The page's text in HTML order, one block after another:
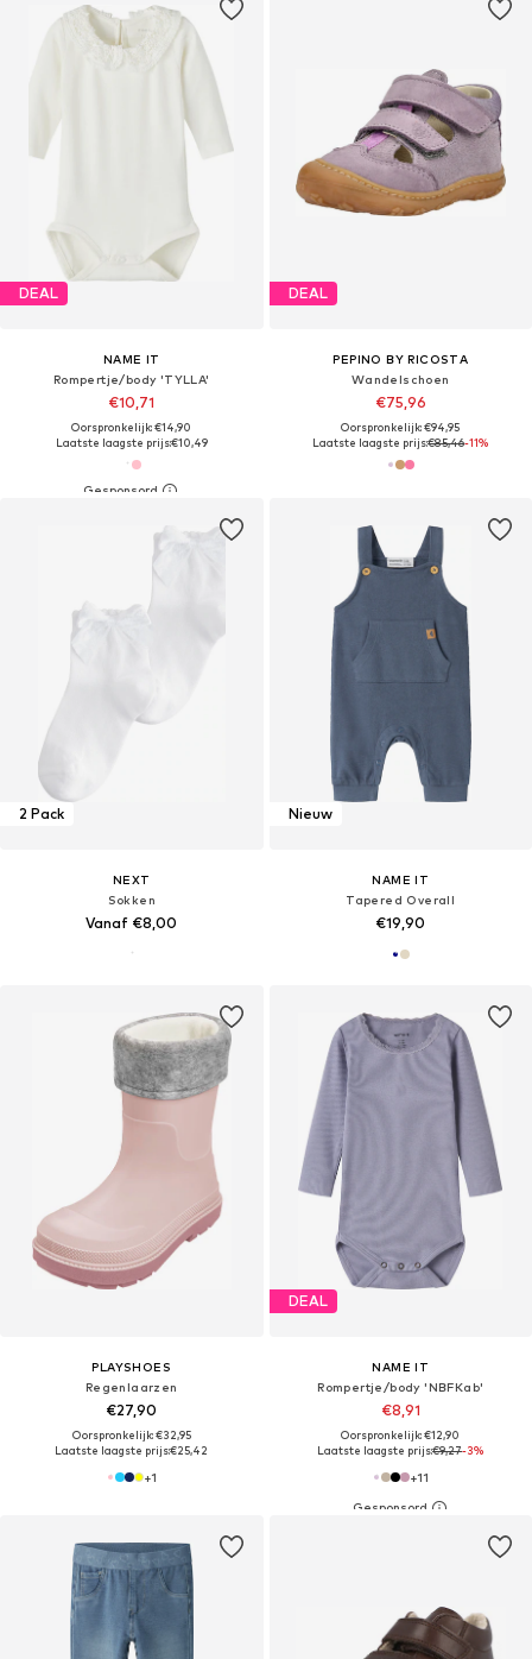
DEAL
NAME IT
Rompertje/body 'TYLLA'
€10,71
Oorspronkelijk: €14,90
Laatste laagste prijs:€10,49
DEAL
PEPINO BY RICOSTA
Wandelschoen
€75,96
Oorspronkelijk: €94,95
Laatste laagste prijs:€85,46-11%
2 Pack
NEXT
Sokken
Vanaf €8,00
Nieuw
NAME IT
Tapered Overall
€19,90
PLAYSHOES
Regenlaarzen
€27,90
Oorspronkelijk: €32,95
Laatste laagste prijs:€25,42
+1
DEAL
NAME IT
Rompertje/body 'NBFKab'
€8,91
Oorspronkelijk: €12,90
Laatste laagste prijs:€9,27-3%
+11